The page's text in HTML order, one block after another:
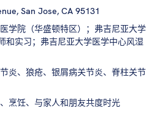
San Jose, CA 95131
学院（华盛顿特区）；弗吉尼亚大学
和实习；弗吉尼亚大学医学中心风湿
炎、狼疮、银屑病关节炎、脊柱关节
烹饪、与家人和朋友共度时光